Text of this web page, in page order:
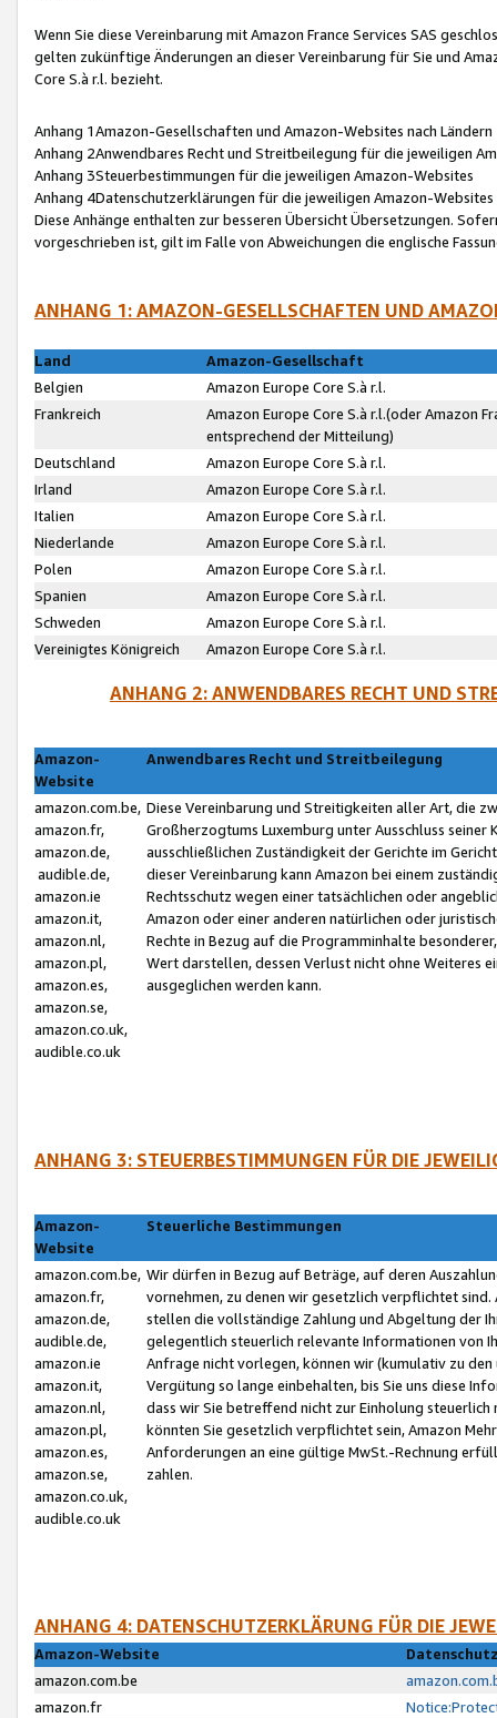
Wenn Sie diese Vereinbarung mit Amazon France Services SAS
gelten zukünftige Änderungen an dieser Vereinbarung für Sie und
Core S.à r.l. bezieht.
Anhang 1Amazon-Gesellschaften und Amazon-Websites nach Ländern
Anhang 2Anwendbares Recht und Streitbeilegung für die jeweiligen
Anhang 3Steuerbestimmungen für die jeweiligen Amazon-Websites
Anhang 4Datenschutzerklärungen für die jeweiligen Amazon-Websites
Diese Anhänge enthalten zur besseren Übersicht Übersetzungen.
vorgeschrieben ist, gilt im Falle von Abweichungen die englische
ANHANG 1: AMAZON-GESELLSCHAFTEN UND
Land
Amazon-Gesellschaft
Belgien
Amazon Europe Core S.à r.l.
Frankreich
Amazon Europe Core S.à r.l.(oder Amazon
entsprechend der Mitteilung)
Deutschland
Amazon Europe Core S.à r.l.
Irland
Amazon Europe Core S.à r.l.
Italien
Amazon Europe Core S.à r.l.
Niederlande
Amazon Europe Core S.à r.l.
Polen
Amazon Europe Core S.à r.l.
Spanien
Amazon Europe Core S.à r.l.
Schweden
Amazon Europe Core S.à r.l.
Vereinigtes Königreich
Amazon Europe Core S.à r.l.
ANHANG 2: ANWENDBARES RECHT UND
Amazon-
Website
Anwendbares Recht und Streitbeilegung
amazon.com.be,
amazon.fr,
amazon.de,
audible.de,
amazon.ie
amazon.it,
amazon.nl,
amazon.pl,
amazon.es,
amazon.se,
amazon.co.uk,
audible.co.uk
Diese Vereinbarung und Streitigkeiten aller Art, die
Großherzogtums Luxemburg unter Ausschluss
ausschließlichen Zuständigkeit der Gerichte im
dieser Vereinbarung kann Amazon bei einem
Rechtsschutz wegen einer tatsächlichen oder
Amazon oder einer anderen natürlichen oder
Rechte in Bezug auf die Programminhalte
Wert darstellen, dessen Verlust nicht ohne Weiteres
ausgeglichen werden kann.
ANHANG 3: STEUERBESTIMMUNGEN FÜR DIE
Amazon-
Website
Steuerliche Bestimmungen
amazon.com.be,
amazon.fr,
amazon.de,
audible.de,
amazon.ie
amazon.it,
amazon.nl,
amazon.pl,
amazon.es,
amazon.se,
amazon.co.uk,
audible.co.uk
Wir dürfen in Bezug auf Beträge, auf deren
vornehmen, zu denen wir gesetzlich verpflichtet
stellen die vollständige Zahlung und Abgeltung der
gelegentlich steuerlich relevante Informationen von
Anfrage nicht vorlegen, können wir (kumulativ zu
Vergütung so lange einbehalten, bis Sie uns diese
dass wir Sie betreffend nicht zur Einholung
könnten Sie gesetzlich verpflichtet sein, Amazon
Anforderungen an eine gültige MwSt.-Rechnung
zahlen.
ANHANG 4: DATENSCHUTZERKLÄRUNG FÜR DIE
Amazon-Website
amazon.com.be
amazon.fr